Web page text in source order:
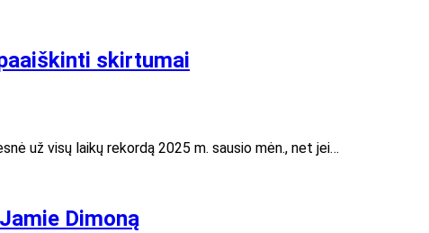
skirtumai
už visų laikų rekordą 2025 m. sausio mėn., net jei…
Dimoną